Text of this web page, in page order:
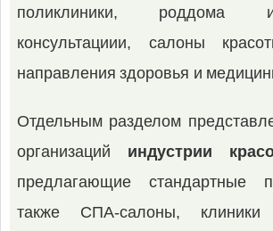
поликлиники, роддома
консультациии, салоны
направления здоровья и
Отдельным разделом
организаций индустрии
предлагающие стандартные
также СПА-салоны, клиники